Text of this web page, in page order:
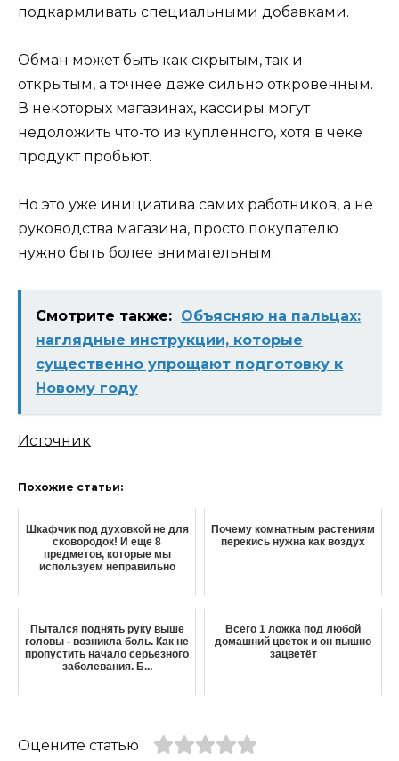
подкармливать специальными добавками.
Обман может быть как скрытым, так и
открытым, а точнее даже сильно откровенным.
В некоторых магазинах, кассиры могут
недоложить что-то из купленного, хотя в чеке
продукт пробьют.
Но это уже инициатива самих работников, а не
руководства магазина, просто покупателю
нужно быть более внимательным.
Смотрите также: Объясняю на пальцах:
наглядные инструкции, которые
существенно упрощают подготовку к
Новому году
Источник
Похожие статьи:
Шкафчик под духовкой не для
сковородок! И еще 8
предметов, которые мы
используем неправильно
Почему комнатным растениям
перекись нужна как воздух
Пытался поднять руку выше
головы - возникла боль. Как не
пропустить начало серьезного
заболевания. Б...
Всего 1 ложка под любой
домашний цветок и он пышно
зацветёт
Оцените статью